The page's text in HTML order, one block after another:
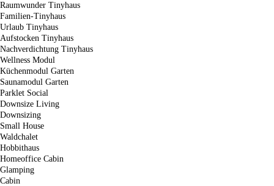
Raumwunder Tinyhaus
Familien-Tinyhaus
Urlaub Tinyhaus
Aufstocken Tinyhaus
Nachverdichtung Tinyhaus
Wellness Modul
Küchenmodul Garten
Saunamodul Garten
Parklet Social
Downsize Living
Downsizing
Small House
Waldchalet
Hobbithaus
Homeoffice Cabin
Glamping
Cabin